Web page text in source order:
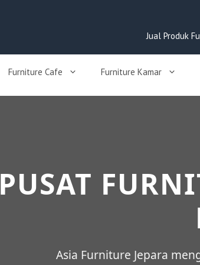
Jual Produk
Furniture Cafe Furniture Kamar
PUSAT
Asia Furniture Jepara